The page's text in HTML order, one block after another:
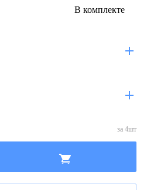
В комплекте
за 4шт